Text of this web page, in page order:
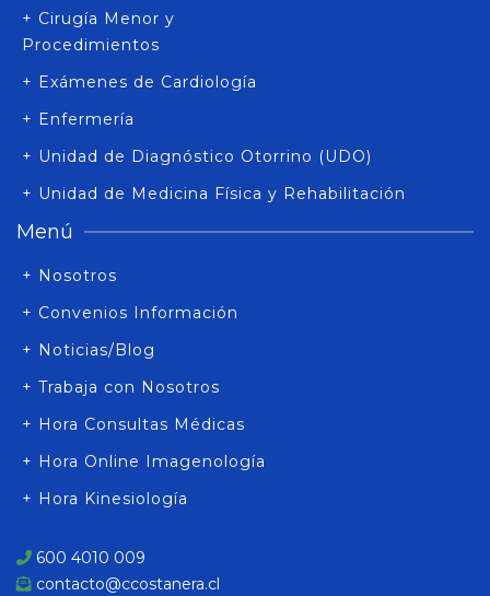
+ Cirugía Menor y
Procedimientos
+ Exámenes de Cardiología
+ Enfermería
+ Unidad de Diagnóstico Otorrino (UDO)
+ Unidad de Medicina Física y Rehabilitación
Menú
+ Nosotros
+ Convenios Información
+ Noticias/Blog
+ Trabaja con Nosotros
+ Hora Consultas Médicas
+ Hora Online Imagenología
+ Hora Kinesiología
600 4010 009
contacto@ccostanera.cl